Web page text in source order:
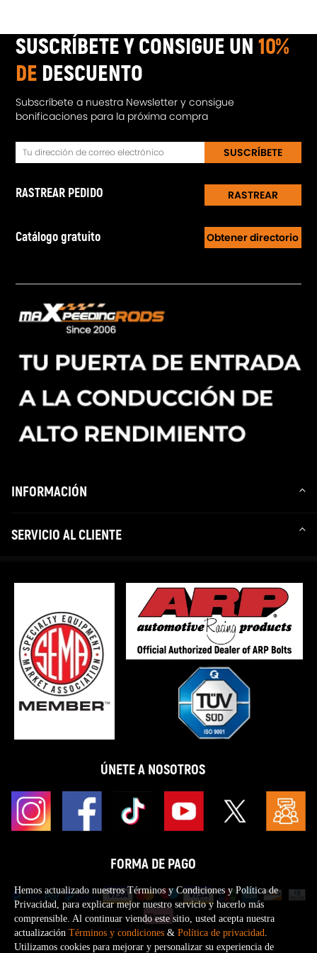
SUSCRÍBETE Y CONSIGUE UN10%
DE DESCUENTO
Subscríbete a nuestra Newsletter y consigue
bonificaciones para la próxima compra
SUSCRÍBETE
RASTREAR PEDIDO RASTREAR
Catálogo gratuito Obtener directorio
INFORMACIÓN
SERVICIO AL CLIENTE
ÚNETE A NOSOTROS
FORMA DE PAGO
Hemos actualizado nuestros Términos y Condiciones y Política de
Privacidad, para explicar mejor nuestro servicio y hacerlo más
comprensible. Al continuar viendo este sitio, usted acepta nuestra
actualización Términos y condiciones & Política de privacidad.
Utilizamos cookies para mejorar y personalizar su experiencia de